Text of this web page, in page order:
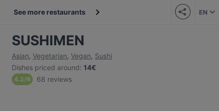
See more restaurants EN
SUSHIMEN
Asian, Vegetarian, Vegan, Sushi
Dishes priced around: 14€
4.2 /6 68 reviews